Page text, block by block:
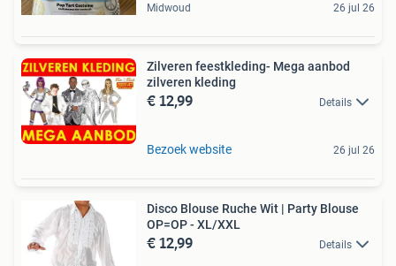
Midwoud 26 jul 26
Zilveren feestkleding- Mega aanbod
zilveren kleding
€ 12,99 Details
Bezoek website 26 jul 26
Disco Blouse Ruche Wit | Party Blouse
OP=OP - XL/XXL
€ 12,99 Details